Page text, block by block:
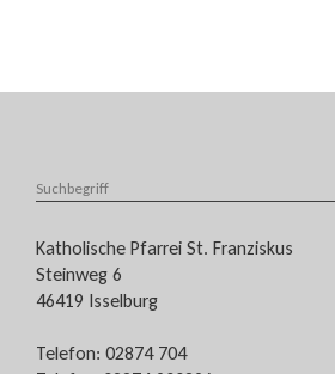
​​​​Katholische Pfarrei St. Franziskus
Steinweg 6
46419 Isselburg
Telefon: 02874 704